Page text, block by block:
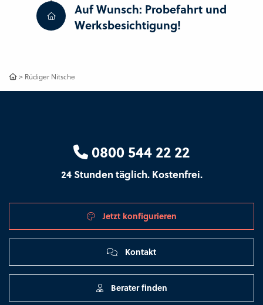
Auf Wunsch: Probefahrt und
Werksbesichtigung!
> Rüdiger Nitsche
0800 544 22 22
24 Stunden täglich. Kostenfrei.
Jetzt konfigurieren
Kontakt
Berater finden